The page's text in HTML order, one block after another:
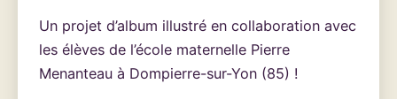
Un projet d’album illustré en collaboration avec
les élèves de l’école maternelle Pierre
Menanteau à Dompierre-sur-Yon (85) !